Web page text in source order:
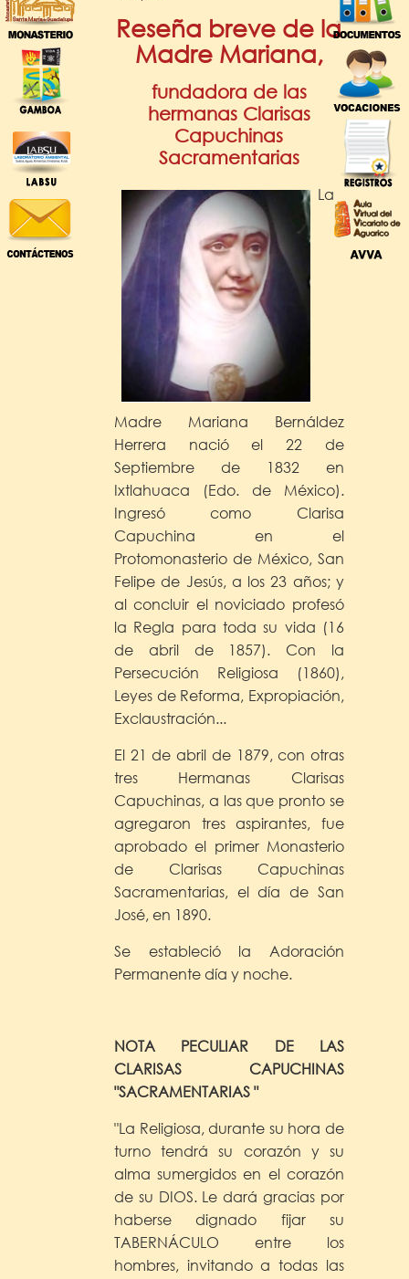
Reseña breve de la
Madre Mariana,
fundadora de las
hermanas Clarisas
Capuchinas
Sacramentarias
La
Madre Mariana Bernáldez
Herrera nació el 22 de
Septiembre de 1832 en
Ixtlahuaca (Edo. de México).
Ingresó como Clarisa
Capuchina en el
Protomonasterio de México, San
Felipe de Jesús, a los 23 años; y
al concluir el noviciado profesó
la Regla para toda su vida (16
de abril de 1857). Con la
Persecución Religiosa (1860),
Leyes de Reforma, Expropiación,
Exclaustración...
El 21 de abril de 1879, con otras
tres Hermanas Clarisas
Capuchinas, a las que pronto se
agregaron tres aspirantes, fue
aprobado el primer Monasterio
de Clarisas Capuchinas
Sacramentarias, el día de San
José, en 1890.
Se estableció la Adoración
Permanente día y noche.
NOTA PECULIAR DE LAS
CLARISAS CAPUCHINAS
"SACRAMENTARIAS "
"La Religiosa, durante su hora de
turno tendrá su corazón y su
alma sumergidos en el corazón
de su DIOS. Le dará gracias por
haberse dignado fijar su
TABERNÁCULO entre los
hombres, invitando a todas las